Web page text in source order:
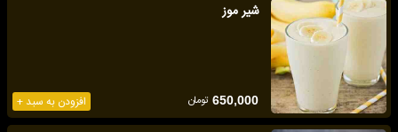
شیر موز
افزودن به سبد + 650,000 تومان